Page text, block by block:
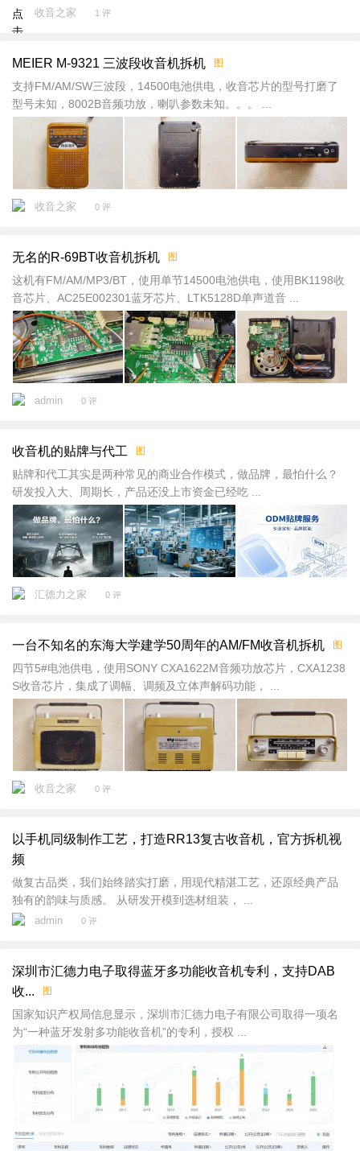
点
击
新
加
载
收音之家 1 评
MEIER M-9321 三波段收音机拆机 图
支持FM/AM/SW三波段，14500电池供电，收音芯片的型号打磨了
型号未知，8002B音频功放，喇叭参数未知。。。 ...
收音之家 0 评
无名的R-69BT收音机拆机 图
这机有FM/AM/MP3/BT，使用单节14500电池供电，使用BK1198收
音芯片、AC25E002301蓝牙芯片、LTK5128D单声道音 ...
admin 0 评
收音机的贴牌与代工 图
贴牌和代工其实是两种常见的商业合作模式，做品牌，最怕什么？
研发投入大、周期长，产品还没上市资金已经吃 ...
汇德力之家 0 评
一台不知名的东海大学建学50周年的AM/FM收音机拆机 图
四节5#电池供电，使用SONY CXA1622M音频功放芯片，CXA1238
S收音芯片，集成了调幅、调频及立体声解码功能， ...
收音之家 0 评
以手机同级制作工艺，打造RR13复古收音机，官方拆机视
频
做复古品类，我们始终踏实打磨，用现代精湛工艺，还原经典产品
独有的韵味与质感。 从研发开模到选材组装， ...
admin 0 评
深圳市汇德力电子取得蓝牙多功能收音机专利，支持DAB
收...
图
国家知识产权局信息显示，深圳市汇德力电子有限公司取得一项名
为“一种蓝牙发射多功能收音机”的专利，授权 ...